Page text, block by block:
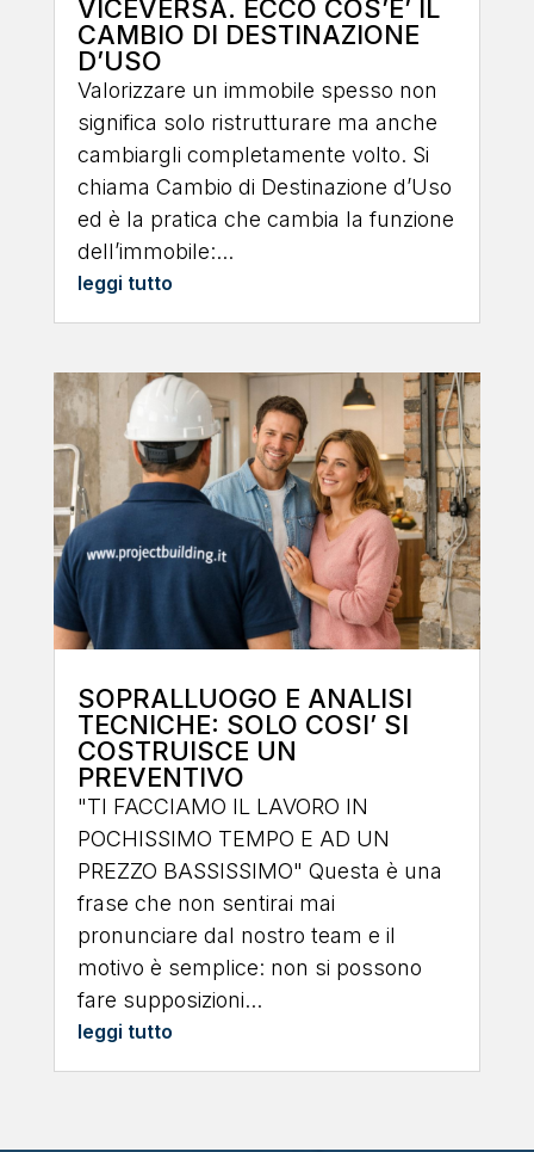
VICEVERSA. ECCO COS’E’ IL
CAMBIO DI DESTINAZIONE
D’USO
Valorizzare un immobile spesso non
significa solo ristrutturare ma anche
cambiargli completamente volto. Si
chiama Cambio di Destinazione d’Uso
ed è la pratica che cambia la funzione
dell’immobile:...
leggi tutto
SOPRALLUOGO E ANALISI
TECNICHE: SOLO COSI’ SI
COSTRUISCE UN
PREVENTIVO
"TI FACCIAMO IL LAVORO IN
POCHISSIMO TEMPO E AD UN
PREZZO BASSISSIMO" Questa è una
frase che non sentirai mai
pronunciare dal nostro team e il
motivo è semplice: non si possono
fare supposizioni...
leggi tutto